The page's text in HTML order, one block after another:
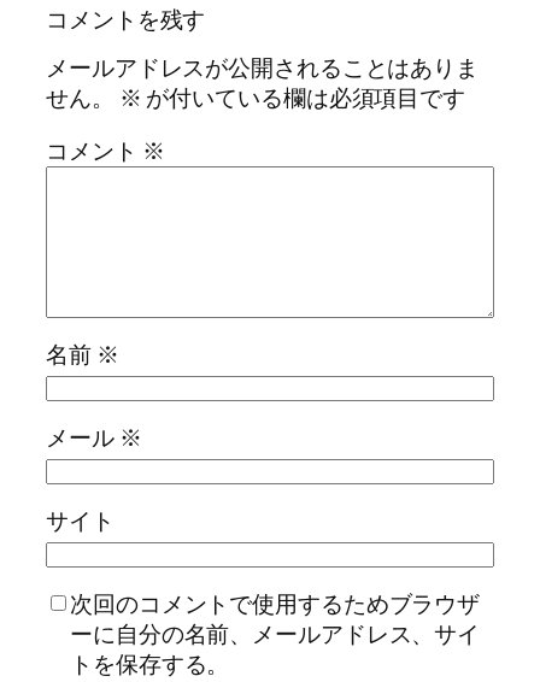
コメントを残す
メールアドレスが公開されることはありま
せん。
※ が付いている欄は必須項目です
コメント ※
名前 ※
メール ※
サイト
次回のコメントで使用するためブラウザ
ーに自分の名前、メールアドレス、サイ
トを保存する。